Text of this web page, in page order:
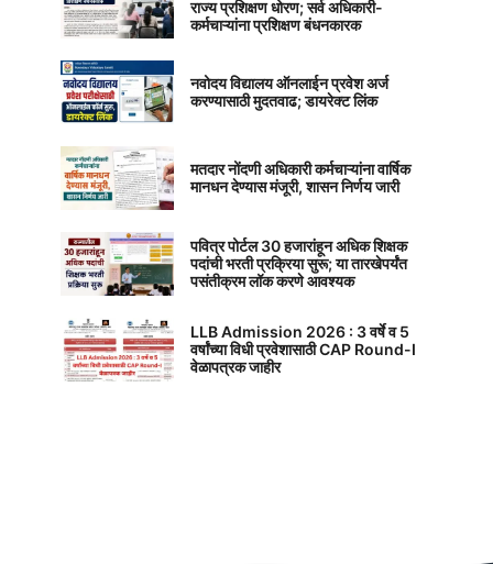
राज्य प्रशिक्षण धोरण; सर्व अधिकारी-
कर्मचाऱ्यांना प्रशिक्षण बंधनकारक
नवोदय विद्यालय ऑनलाईन प्रवेश अर्ज
करण्यासाठी मुदतवाढ; डायरेक्ट लिंक
मतदार नोंदणी अधिकारी कर्मचाऱ्यांना वार्षिक
मानधन देण्यास मंजूरी, शासन निर्णय जारी
पवित्र पोर्टल 30 हजारांहून अधिक शिक्षक
पदांची भरती प्रक्रिया सुरू; या तारखेपर्यंत
पसंतीक्रम लॉक करणे आवश्यक
LLB Admission 2026 : 3 वर्षे व 5
वर्षांच्या विधी प्रवेशासाठी CAP Round-I
वेळापत्रक जाहीर